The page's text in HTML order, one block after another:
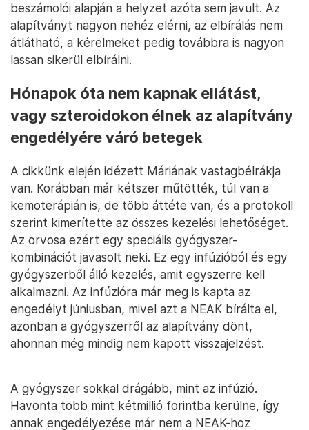
beszámolói alapján a helyzet azóta sem javult. Az
alapítványt nagyon nehéz elérni, az elbírálás nem
átlátható, a kérelmeket pedig továbbra is nagyon
lassan sikerül elbírálni.
Hónapok óta nem kapnak ellátást,
vagy szteroidokon élnek az alapítvány
engedélyére váró betegek
A cikkünk elején idézett Máriának vastagbélrákja
van. Korábban már kétszer műtötték, túl van a
kemoterápián is, de több áttéte van, és a protokoll
szerint kimerítette az összes kezelési lehetőséget.
Az orvosa ezért egy speciális gyógyszer-
kombinációt javasolt neki. Ez egy infúzióból és egy
gyógyszerből álló kezelés, amit egyszerre kell
alkalmazni. Az infúzióra már meg is kapta az
engedélyt júniusban, mivel azt a NEAK bírálta el,
azonban a gyógyszerről az alapítvány dönt,
ahonnan még mindig nem kapott visszajelzést.
A gyógyszer sokkal drágább, mint az infúzió.
Havonta több mint kétmillió forintba kerülne, így
annak engedélyezése már nem a NEAK-hoz